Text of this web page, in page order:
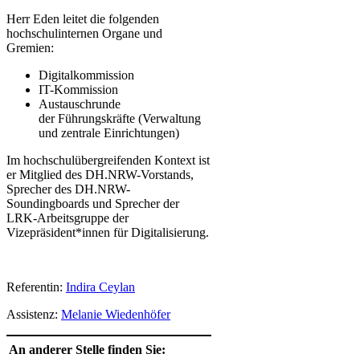
Herr Eden leitet die folgenden
hochschulinternen Organe und
Gremien:
Digitalkommission
IT-Kommission
Austauschrunde
der Führungskräfte (Verwaltung
und zentrale Einrichtungen)
Im hochschulübergreifenden Kontext ist
er Mitglied des DH.NRW-Vorstands,
Sprecher des DH.NRW-
Soundingboards und Sprecher d​er
LRK-Arbeitsgruppe der
Vizepräsident*innen für Digitalisierung.
​Referentin: Indira Ceylan
Assistenz: Melanie Wiedenhöfer​
​ An anderer Stelle finden Sie: